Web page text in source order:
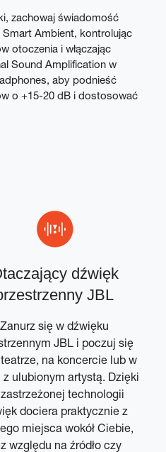
zachowaj świadomość
Ambient, kontrolując
otoczenia i włączając
Sound Amplification w
aby podnieść
o +15-20 dB i dostosować
dźwięk
JBL
Zanurz się w dźwięku
JBL i poczuj się
na koncercie lub w
z ulubionym artystą. Dzięki
technologii
dociera praktycznie z
miejsca wokół Ciebie,
względu na źródło czy